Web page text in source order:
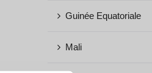
Guinée Equatoriale
Mali